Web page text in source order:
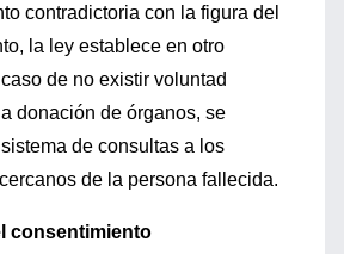
contradictoria con la figura del
la ley establece en otro
de no existir voluntad
donación de órganos, se
de consultas a los
de la persona fallecida.
consentimiento